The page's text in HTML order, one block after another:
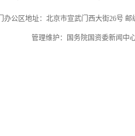
办公区地址：北京市宣武门西大街26号
管理维护：国务院国资委新闻中